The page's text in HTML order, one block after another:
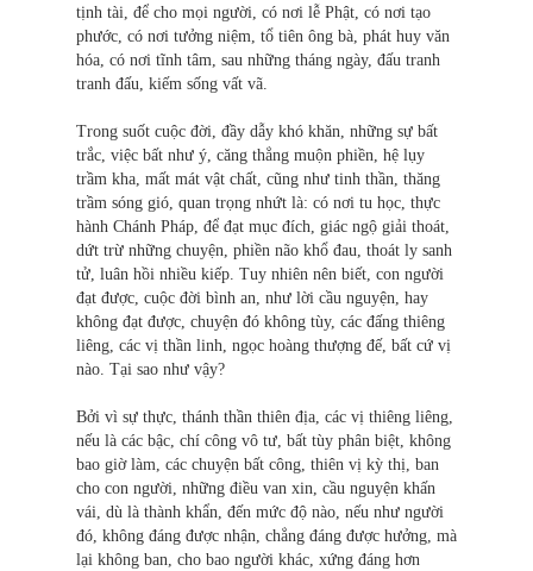
tịnh tài, để cho mọi người, có nơi lễ Phật, có nơi tạo
phước, có nơi tưởng niệm, tổ tiên ông bà, phát huy văn
hóa, có nơi tĩnh tâm, sau những tháng ngày, đấu tranh
tranh đấu, kiếm sống vất vã.
Trong suốt cuộc đời, đầy dẫy khó khăn, những sự bất
trắc, việc bất như ý, căng thẳng muộn phiền, hệ lụy
trầm kha, mất mát vật chất, cũng như tinh thần, thăng
trầm sóng gió, quan trọng nhứt là: có nơi tu học, thực
hành Chánh Pháp, để đạt mục đích, giác ngộ giải thoát,
dứt trừ những chuyện, phiền não khổ đau, thoát ly sanh
tử, luân hồi nhiều kiếp. Tuy nhiên nên biết, con người
đạt được, cuộc đời bình an, như lời cầu nguyện, hay
không đạt được, chuyện đó không tùy, các đấng thiêng
liêng, các vị thần linh, ngọc hoàng thượng đế, bất cứ vị
nào. Tại sao như vậy?
Bởi vì sự thực, thánh thần thiên địa, các vị thiêng liêng,
nếu là các bậc, chí công vô tư, bất tùy phân biệt, không
bao giờ làm, các chuyện bất công, thiên vị kỳ thị, ban
cho con người, những điều van xin, cầu nguyện khấn
vái, dù là thành khẩn, đến mức độ nào, nếu như người
đó, không đáng được nhận, chẳng đáng được hưởng, mà
lại không ban, cho bao người khác, xứng đáng hơn